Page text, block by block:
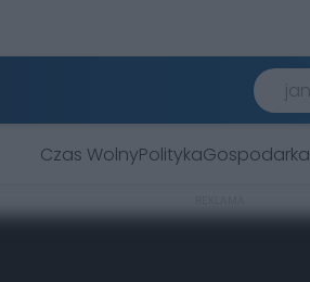
Czas WolnyPolitykaGospodarka